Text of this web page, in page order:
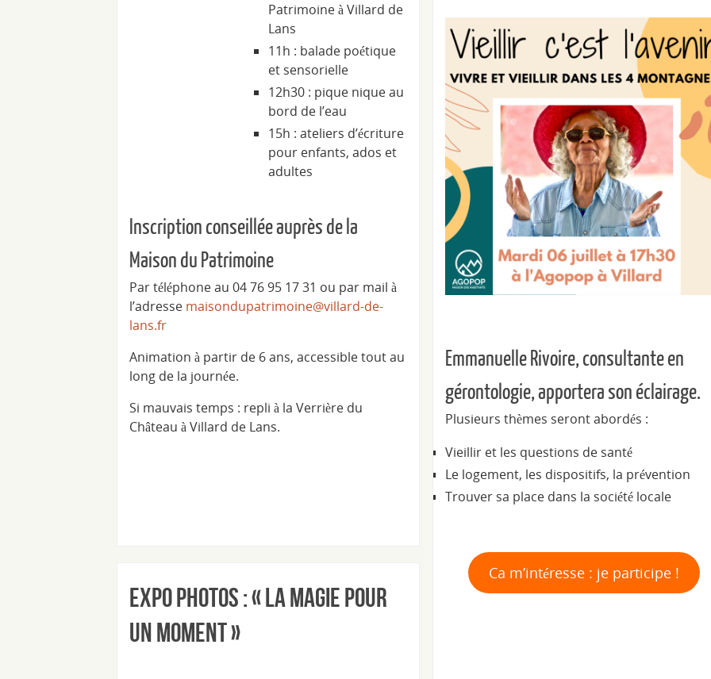
Patrimoine à Villard de
Lans
11h : balade poétique
et sensorielle
12h30 : pique nique au
bord de l’eau
15h : ateliers d’écriture
pour enfants, ados et
adultes
Inscription conseillée auprès de la
Maison du Patrimoine
Par téléphone au 04 76 95 17 31 ou par mail à
l’adresse maisondupatrimoine@villard-de-
lans.fr
Animation à partir de 6 ans, accessible tout au
long de la journée.
Si mauvais temps : repli à la Verrière du
Château à Villard de Lans.
Emmanuelle Rivoire, consultante en
gérontologie, apportera son éclairage.
Plusieurs thèmes seront abordés :
Vieillir et les questions de santé
Le logement, les dispositifs, la prévention
Trouver sa place dans la société locale
Ca m’intéresse : je participe !
Expo Photos : « La magie pour
un moment »